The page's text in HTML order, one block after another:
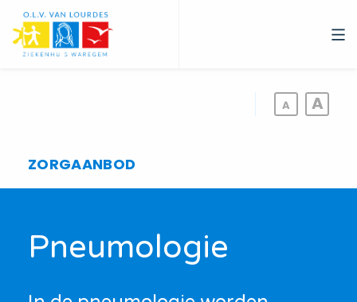
Overslaan
en
naar
ZORGAANBOD
Pneumologie